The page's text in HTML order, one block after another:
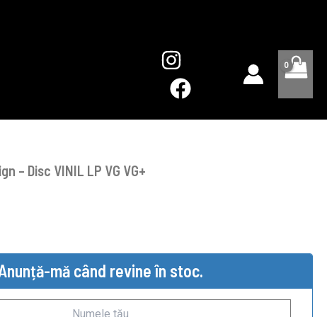
– Disc VINIL LP VG VG+
mă când revine în stoc.